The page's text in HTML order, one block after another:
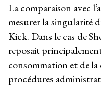
La comparaison avec
mesurer la singularité
Kick. Dans le cas de
reposait
consommation et de
procédures